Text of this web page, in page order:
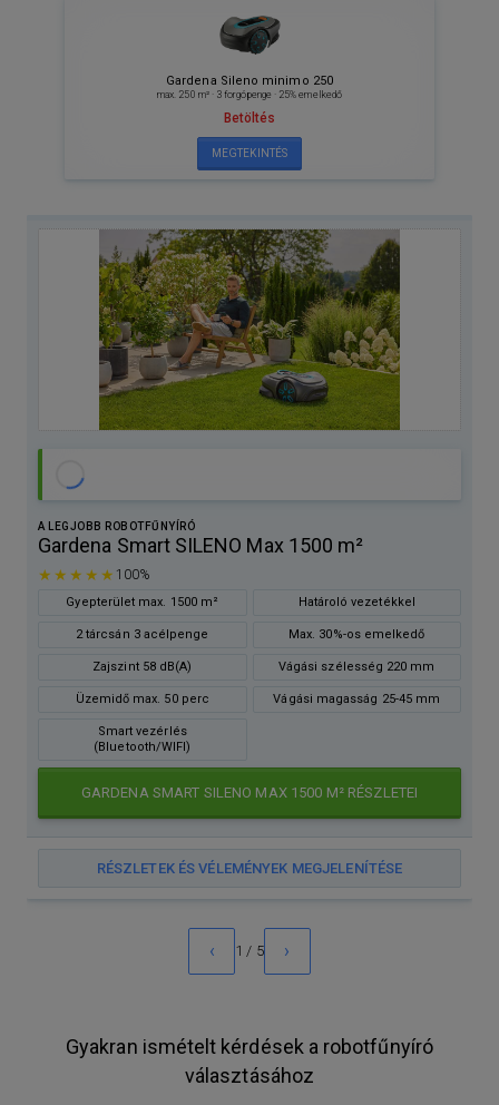
Gardena Sileno minimo 250
max. 250 m² · 3 forgópenge · 25% emelkedő
Betöltés
MEGTEKINTÉS
A LEGJOBB ROBOTFŰNYÍRÓ
Gardena Smart SILENO Max 1500 m²
★★★★★ 100%
Gyepterület max. 1500 m² Határoló vezetékkel
2 tárcsán 3 acélpenge Max. 30%-os emelkedő
Zajszint 58 dB(A) Vágási szélesség 220 mm
Üzemidő max. 50 perc Vágási magasság 25-45 mm
Smart vezérlés
(Bluetooth/WIFI)
GARDENA SMART SILENO MAX 1500 M² RÉSZLETEI
RÉSZLETEK ÉS VÉLEMÉNYEK MEGJELENÍTÉSE
‹ 1 / 5 ›
Gyakran ismételt kérdések a robotfűnyíró
választásához